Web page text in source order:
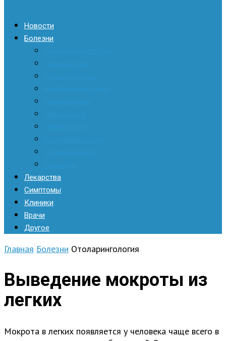
Новости
Болезни
Лекарства
Симптомы
Клиники
Врачи
Другое
Главная Болезни Отоларингология
Выведение мокроты из
легких
Мокрота в легких появляется у человека чаще всего в